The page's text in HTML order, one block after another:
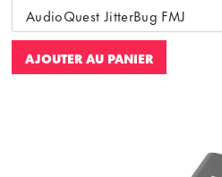
AudioQuest JitterBug FMJ
AJOUTER AU PANIER